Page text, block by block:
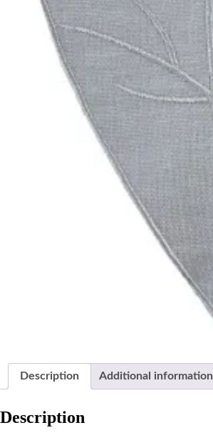
Description Additional information
Description